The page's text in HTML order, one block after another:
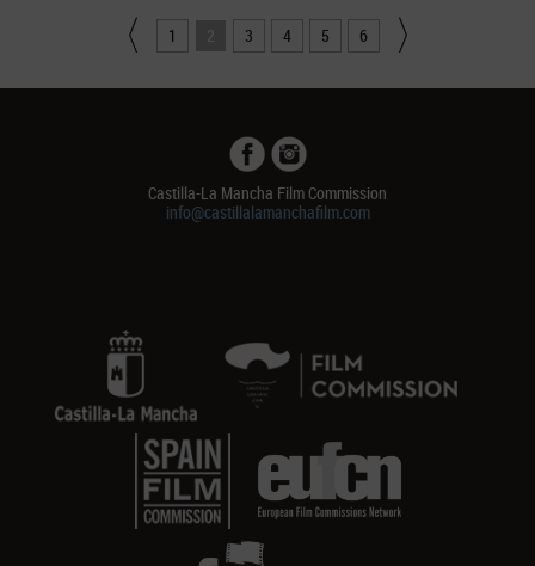
1 2 3 4 5 6
Castilla-La Mancha Film Commission
info@castillalamanchafilm.com